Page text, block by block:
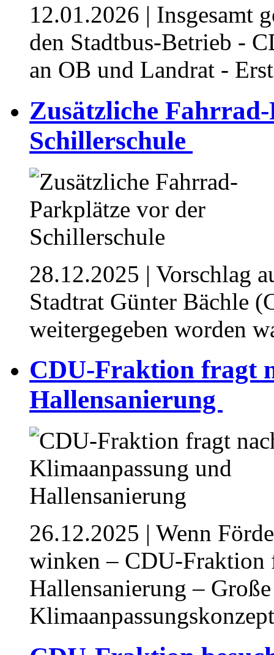
12.01.2026 | Insgesamt
den Stadtbus-Betrieb -
an OB und Landrat -
Zusätzliche
Schillerschule ⁥⁥
28.12.2025 | Vorschlag
Stadtrat Günter Bächle
weitergegeben worden
CDU-Fraktion fragt
Hallensanierung ⁥
26.12.2025 | Wenn
winken – CDU-Fraktion
Hallensanierung –
Klimaanpassungskonzept